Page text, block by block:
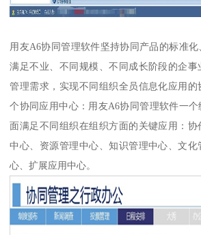
用友A6协同管理软件坚持协同产品的标准化
满足不业、不同规模、不同成长阶段的企事
管理需求，实现不同组织全员信息化应用
个协同应用中心：用友A6协同管理软件一
面满足不同组织在组织方面的关键应用：
中心、资源管理中心、知识管理中心、文化
心、扩展应用中心。